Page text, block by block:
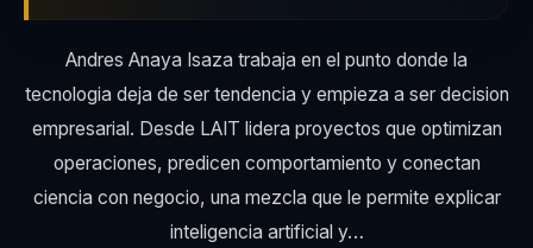
Andres Anaya Isaza trabaja en el punto donde la
tecnologia deja de ser tendencia y empieza a ser decision
empresarial. Desde LAIT lidera proyectos que optimizan
operaciones, predicen comportamiento y conectan
ciencia con negocio, una mezcla que le permite explicar
inteligencia artificial y…